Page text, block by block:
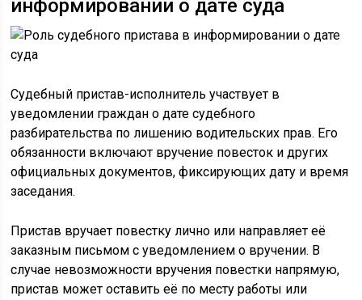
информировании о дате суда
Судебный пристав-исполнитель участвует в
уведомлении граждан о дате судебного
разбирательства по лишению водительских прав. Его
обязанности включают вручение повесток и других
официальных документов, фиксирующих дату и время
заседания.
Пристав вручает повестку лично или направляет её
заказным письмом с уведомлением о вручении. В
случае невозможности вручения повестки напрямую,
пристав может оставить её по месту работы или